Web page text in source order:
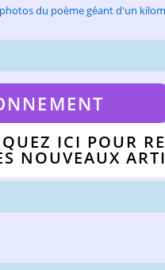
ICI POUR
NOUVEAUX